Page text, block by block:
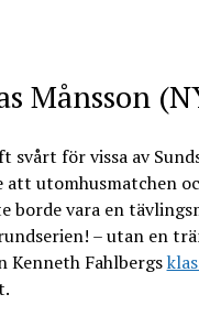
Månsson
svårt för vissa av
att utomhusmatchen
borde vara en
– utan en
Kenneth Fahlbergs